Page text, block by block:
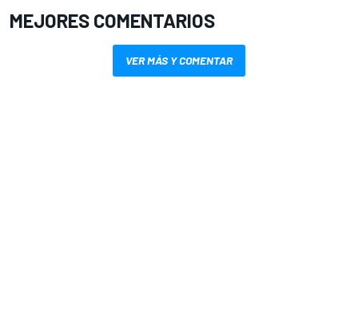
MEJORES COMENTARIOS
VER MÁS Y COMENTAR